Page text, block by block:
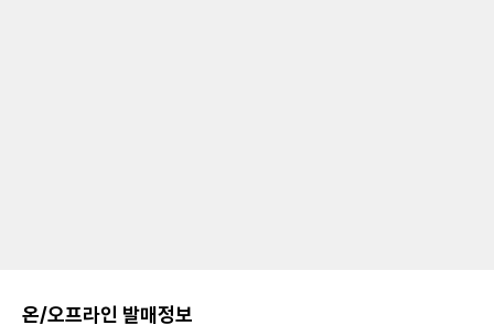
온/오프라인 발매정보